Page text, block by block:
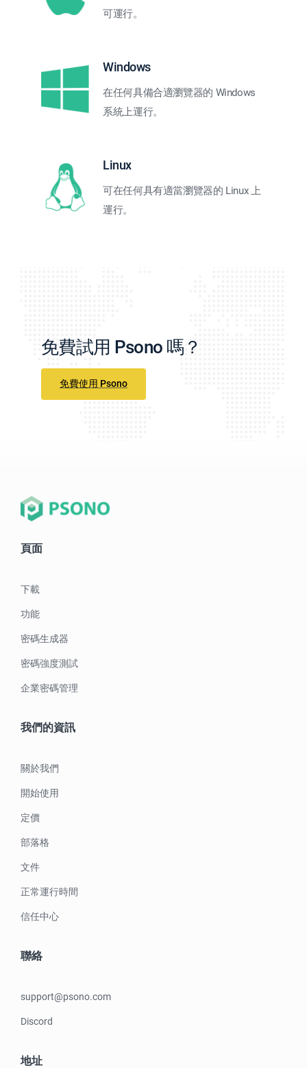
可運行。
Windows
在任何具備合適瀏覽器的 Windows
系統上運行。
Linux
可在任何具有適當瀏覽器的 Linux 上
運行。
免費試用 Psono 嗎？
免費使用 Psono
頁面
下載
功能
密碼生成器
密碼強度測試
企業密碼管理
我們的資訊
關於我們
開始使用
定價
部落格
文件
正常運行時間
信任中心
聯絡
support@psono.com
Discord
地址